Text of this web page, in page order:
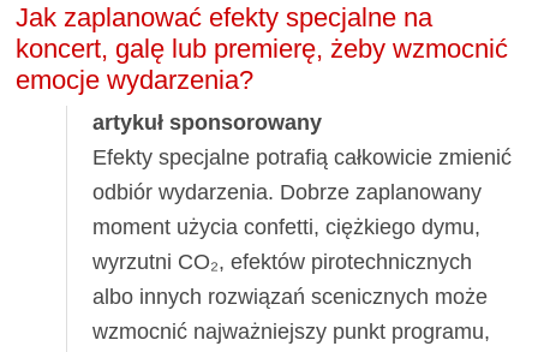
Jak zaplanować efekty specjalne na
koncert, galę lub premierę, żeby wzmocnić
emocje wydarzenia?
artykuł sponsorowany
Efekty specjalne potrafią całkowicie zmienić
odbiór wydarzenia. Dobrze zaplanowany
moment użycia confetti, ciężkiego dymu,
wyrzutni CO₂, efektów pirotechnicznych
albo innych rozwiązań scenicznych może
wzmocnić najważniejszy punkt programu,